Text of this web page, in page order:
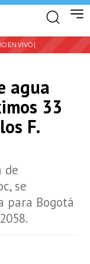
EN VIVO |
agua
33
F.
de
se
para Bogotá